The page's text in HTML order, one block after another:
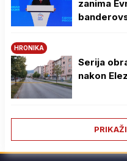
zanima
HRONIKA
Serija
nakon